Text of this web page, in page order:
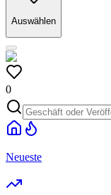
Auswählen
0
Neueste